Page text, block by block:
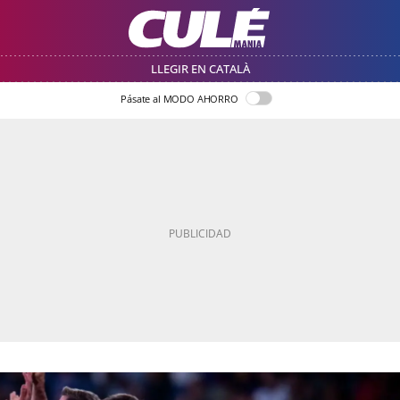
LLEGIR EN CATALÀ
Pásate al MODO AHORRO